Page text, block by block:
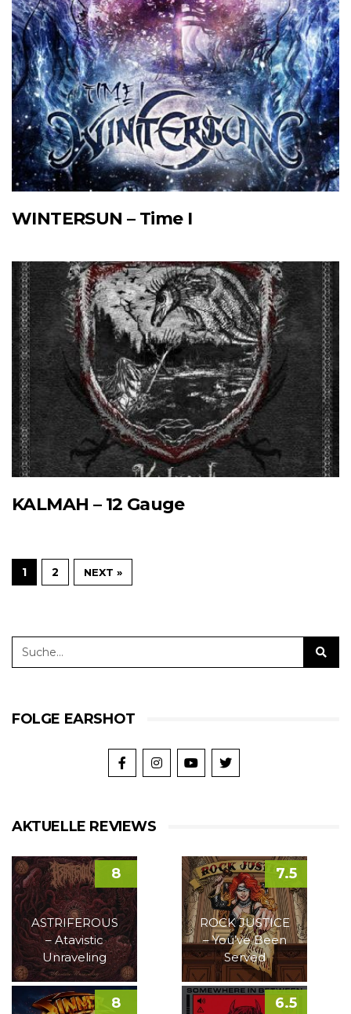
WINTERSUN – Time I
KALMAH – 12 Gauge
1 2 NEXT »
FOLGE EARSHOT
AKTUELLE REVIEWS
ASTRIFEROUS
– Atavistic
Unraveling
8
ROCK JUSTICE
– You’ve Been
Served
7.5
8 6.5